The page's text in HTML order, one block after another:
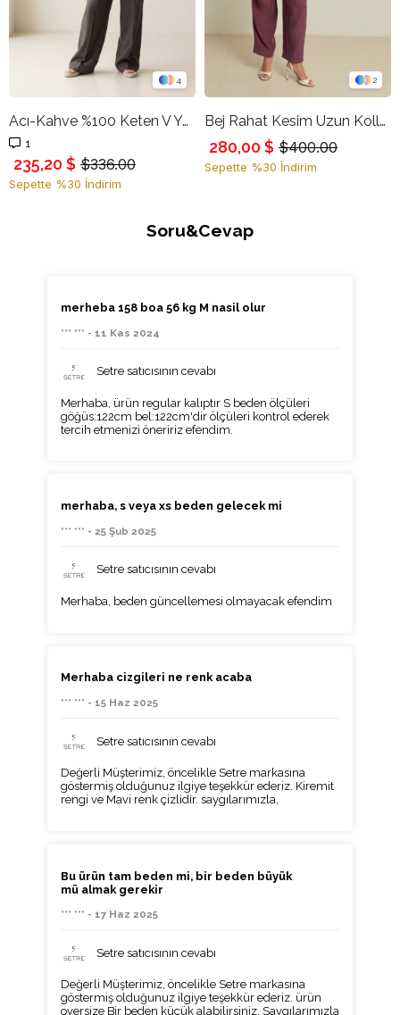
4
Acı-Kahve %100 Keten V Yaka Yarım Kol Detaylı Rahat Kesim Gömlek
1
$336.00
235,20 $
Sepette %30 İndirim
2
Bej Rahat Kesim Uzun Kollu Keten Gömlek
$400.00
280,00 $
Sepette %30 İndirim
Soru&Cevap
merheba 158 boa 56 kg M nasil olur
*** *** - 11 Kas 2024
Setre satıcısının cevabı
Merhaba, ürün regular kalıptır S beden ölçüleri
göğüs:122cm bel:122cm'dir ölçüleri kontrol ederek
tercih etmenizi öneririz efendim.
merhaba, s veya xs beden gelecek mi
*** *** - 25 Şub 2025
Setre satıcısının cevabı
Merhaba, beden güncellemesi olmayacak efendim
Merhaba cizgileri ne renk acaba
*** *** - 15 Haz 2025
Setre satıcısının cevabı
Değerli Müşterimiz, öncelikle Setre markasına
göstermiş olduğunuz ilgiye teşekkür ederiz. Kiremit
rengi ve Mavi renk çizlidir. saygılarımızla,
Bu ürün tam beden mi, bir beden büyük
mü almak gerekir
*** *** - 17 Haz 2025
Setre satıcısının cevabı
Değerli Müşterimiz, öncelikle Setre markasına
göstermiş olduğunuz ilgiye teşekkür ederiz. ürün
oversize Bir beden küçük alabilirsiniz. Saygılarımızla